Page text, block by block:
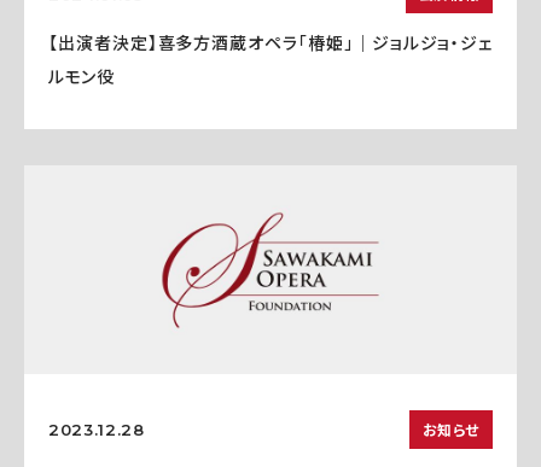
【出演者決定】喜多方酒蔵オペラ「椿姫」｜ジョルジョ・ジェ
ルモン役
2023.12.28 お知らせ